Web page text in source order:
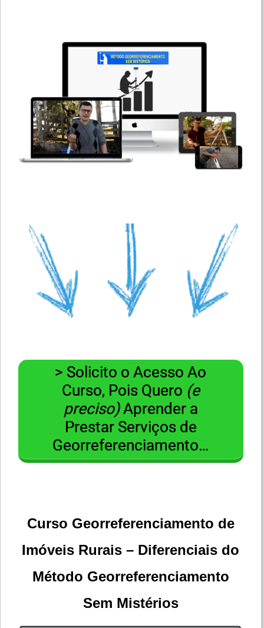
> Solicito o Acesso Ao
Curso, Pois Quero (e
preciso)Aprender a
Prestar Serviços de
Georreferenciamento…
Curso Georreferenciamento de
Imóveis Rurais – Diferenciais do
Método Georreferenciamento
Sem Mistérios